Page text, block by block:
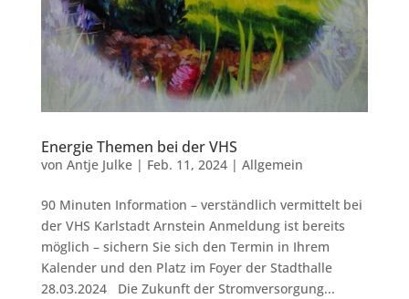
Energie Themen bei der VHS
von Antje Julke| Feb. 11, 2024| Allgemein
90 Minuten Information – verständlich vermittelt bei
der VHS Karlstadt Arnstein Anmeldung ist bereits
möglich – sichern Sie sich den Termin in Ihrem
Kalender und den Platz im Foyer der Stadthalle
28.03.2024 Die Zukunft der Stromversorgung...